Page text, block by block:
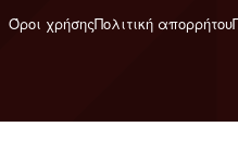
Όροι χρήσηςΠολιτική απορρήτου